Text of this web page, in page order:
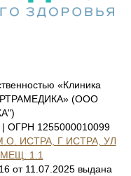
«Клиника
(ООО
ОГРН 1255000010099
ИСТРА, Г ИСТРА, УЛ
1.1
от 11.07.2025 выдана